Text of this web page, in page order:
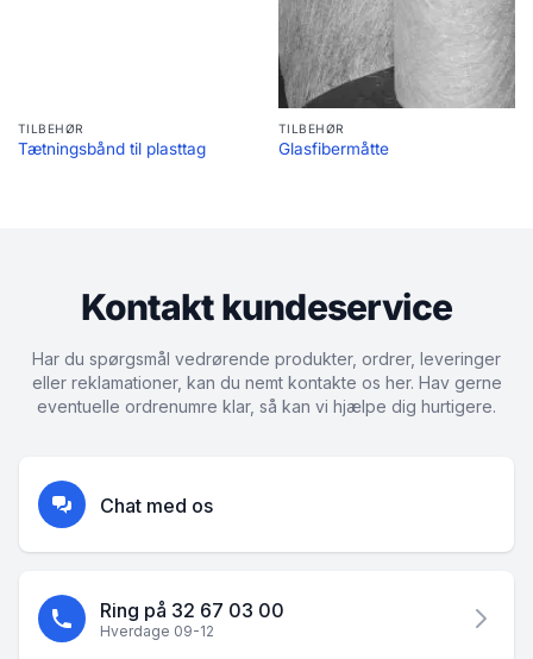
TILBEHØR
Tætningsbånd til plasttag
TILBEHØR
Glasfibermåtte
Kontakt kundeservice
Har du spørgsmål vedrørende produkter, ordrer, leveringer
eller reklamationer, kan du nemt kontakte os her. Hav gerne
eventuelle ordrenumre klar, så kan vi hjælpe dig hurtigere.
Chat med os
Ring på 32 67 03 00
Hverdage 09-12